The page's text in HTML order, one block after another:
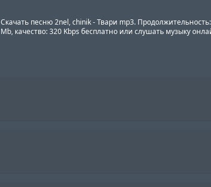
Скачать песню 2nel, chinik - Твари mp3.
Mb, качество: 320 Kbps бесплатно или слушать музыку